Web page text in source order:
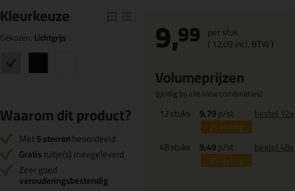
Kleurkeuze
Gekozen:Lichtgrijs
Waarom dit product?
Met5 sterrenbeoordeeld
Gratistuitje(s) meegeleverd
Zeer goed
verouderingsbestendig
9,99 per stuk
( 12,09incl. BTW )
Volumeprijzen
(geldig bij alle kleurcombinaties)
12stuks 9,79p/st
2%korting
bestel 12x
48stuks 9,49p/st
5%korting
bestel 48x